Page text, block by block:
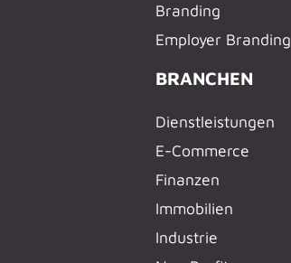
Branding
Employer Branding
BRANCHEN
Dienstleistungen
E-Commerce
Finanzen
Immobilien
Industrie